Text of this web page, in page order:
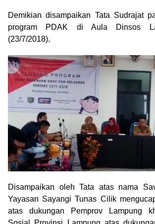
Demikian disampaikan Tata Sudrajat
program PDAK di Aula Dinsos
(23/7/2018).
Disampaikan oleh Tata atas nama
Yayasan Sayangi Tunas Cilik
atas dukungan Pemprov Lampung